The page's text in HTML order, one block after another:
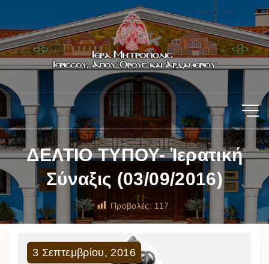
ΔΕΛΤΙΟ ΤΥΠΟΥ- Ἱερατική
Σύναξις (03/09/2016)
Προβολές: 117
3 Σεπτεμβρίου, 2016